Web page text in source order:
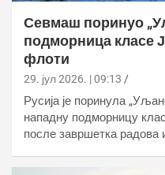
Севмаш поринуо
подморница класе
флоти
29. јул 2026. | 09:13
Русија је поринула
нападну подморницу
после завршетка радова